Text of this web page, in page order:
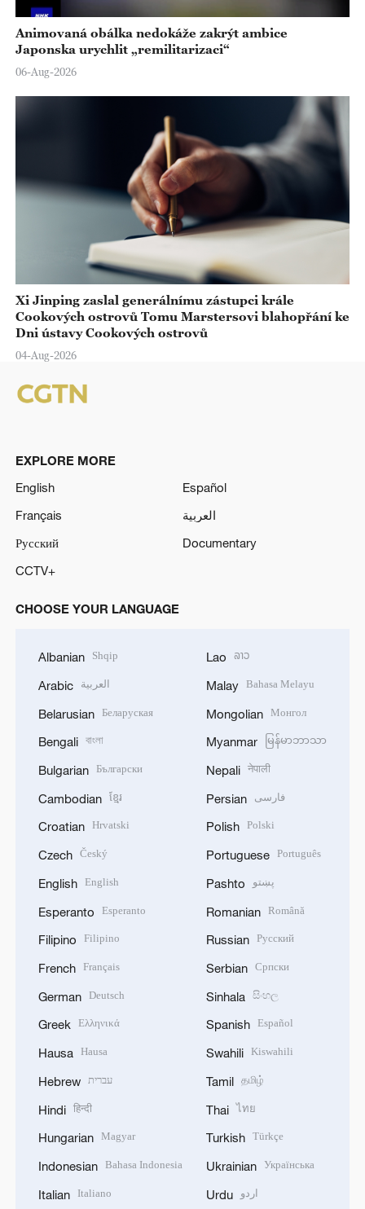
Animovaná obálka nedokáže zakrýt ambice
Japonska urychlit „remilitarizaci“
06-Aug-2026
Xi Jinping zaslal generálnímu zástupci krále
Cookových ostrovů Tomu Marstersovi blahopřání ke
Dni ústavy Cookových ostrovů
04-Aug-2026
EXPLORE MORE
English
Español
Français
العربية
Русский
Documentary
CCTV+
CHOOSE YOUR LANGUAGE
Albanian Shqip
Arabic العربية
Belarusian Беларуская
Bengali বাংলা
Bulgarian Български
Cambodian ខ្មែរ
Croatian Hrvatski
Czech Český
English English
Esperanto Esperanto
Filipino Filipino
French Français
German Deutsch
Greek Ελληνικά
Hausa Hausa
Hebrew עברית
Hindi हिन्दी
Hungarian Magyar
Indonesian Bahasa Indonesia
Italian Italiano
Lao ລາວ
Malay Bahasa Melayu
Mongolian Монгол
Myanmar မြန်မာဘာသာ
Nepali नेपाली
Persian فارسی
Polish Polski
Portuguese Português
Pashto پښتو
Romanian Română
Russian Русский
Serbian Српски
Sinhala සිංහල
Spanish Español
Swahili Kiswahili
Tamil தமிழ்
Thai ไทย
Turkish Türkçe
Ukrainian Українська
Urdu اردو